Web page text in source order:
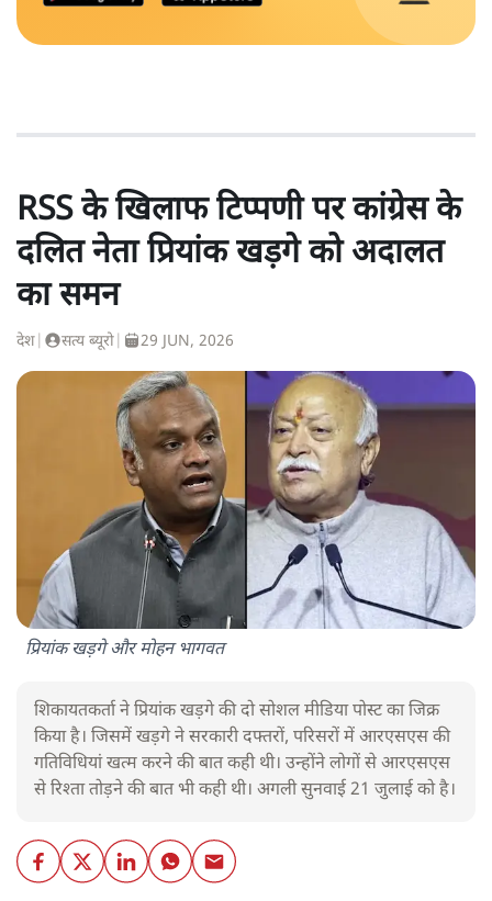
RSS के खिलाफ टिप्पणी पर कांग्रेस के
दलित नेता प्रियांक खड़गे को अदालत
का समन
देश सत्य ब्यूरो 29 JUN, 2026
प्रियांक खड़गे और मोहन भागवत
शिकायतकर्ता ने प्रियांक खड़गे की दो सोशल मीडिया पोस्ट का जिक्र
किया है। जिसमें खड़गे ने सरकारी दफ्तरों, परिसरों में आरएसएस की
गतिविधियां खत्म करने की बात कही थी। उन्होंने लोगों से आरएसएस
से रिश्ता तोड़ने की बात भी कही थी। अगली सुनवाई 21 जुलाई को है।